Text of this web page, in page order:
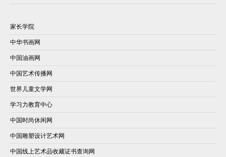
家长学院
中华书画网
中国油画网
中国艺术传播网
世界儿童文学网
学习力教育中心
中国时尚休闲网
中国雕塑设计艺术网
中国线上艺术品收藏证书查询网